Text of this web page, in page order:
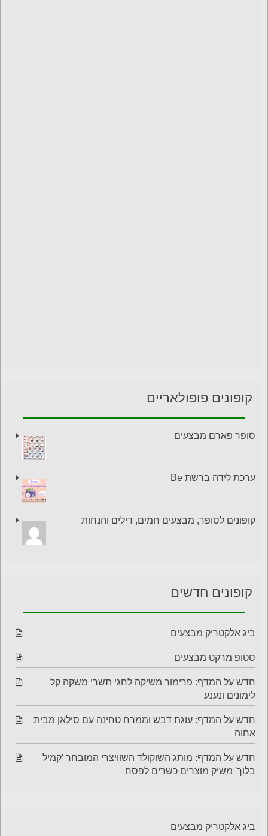
קופונים פופולאריים
סופר פארם מבצעים
ערכת לידה ברשת Be
קופונים לסופר, מבצעים חמים, דילים והנחות
קופונים חדשים
ביג אלקטריק מבצעים
סטופ מרקט מבצעים
חדש על המדף: פרימור משיקה לחגי תשרי משקה קל
לימונים ונענע
חדש על המדף: עוגת דבש וממרח טחינה עם סילאן מבית
אחוה
חדש על המדף: מותג השוקולד השוויצרי המובחר 'קמיל
בלוך' משיק מוצרים כשרים לפסח
ביג אלקטריק מבצעים